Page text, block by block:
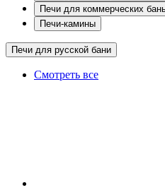
Печи для коммерческих
Печи-камины
Печи для русской бани
Смотреть все